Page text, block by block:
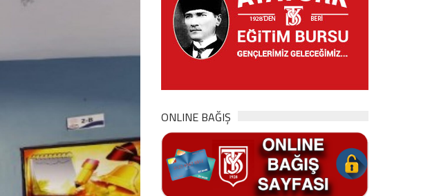
ONLINE BAĞIŞ